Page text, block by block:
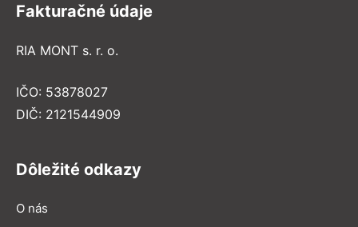
Fakturačné údaje
RIA MONT s. r. o.
IČO: 53878027
DIČ: 2121544909
Dôležité odkazy
O nás